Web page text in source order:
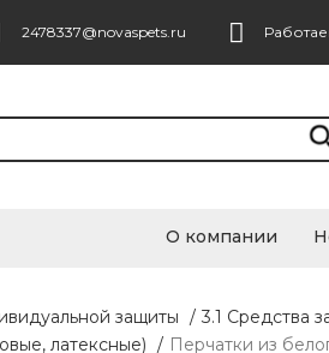
2478337@novaspets.ru
О компании
защиты / 3.1 Средства
латексные) / Перчатки из